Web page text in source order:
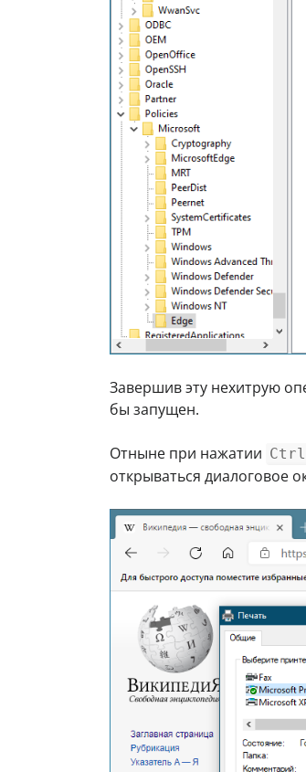
Завершив эту нехитрую
бы запущен.
Отныне при нажатии Ctrl
открываться диалоговое